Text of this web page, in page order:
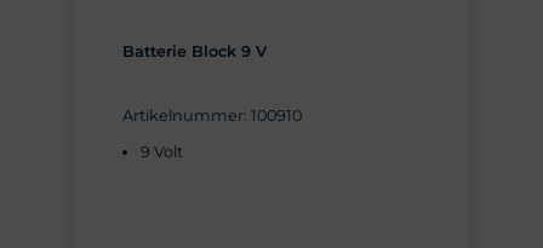
Batterie Block 9 V
Artikelnummer: 100910
9 Volt